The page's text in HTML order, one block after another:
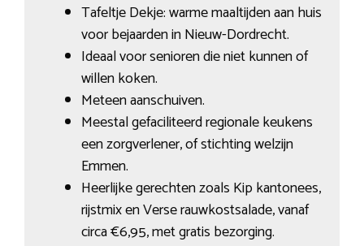
Tafeltje Dekje: warme maaltijden aan huis
voor bejaarden in Nieuw-Dordrecht.
Ideaal voor senioren die niet kunnen of
willen koken.
Meteen aanschuiven.
Meestal gefaciliteerd regionale keukens
een zorgverlener, of stichting welzijn
Emmen.
Heerlijke gerechten zoals Kip kantonees,
rijstmix en Verse rauwkostsalade, vanaf
circa €6,95, met gratis bezorging.